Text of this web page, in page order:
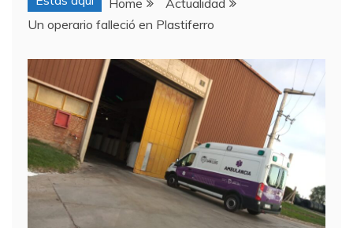
Home
Actualidad
Un operario falleció en Plastiferro